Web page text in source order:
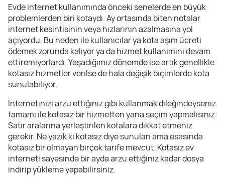
Evde internet kullanımında önceki senelerde en büyük
problemlerden biri kotaydı. Ay ortasında biten notalar
internet kesintisinin veya hızlarının azalmasına yol
açıyordu. Bu neden ile kullanıcılar ya kota aşım ücreti
ödemek zorunda kalıyor ya da hizmet kullanımını devam
ettiremiyorlardı. Yaşadığımız dönemde ise artık genellikle
kotasız hizmetler verilse de hala değişik biçimlerde kota
sunulabiliyor.
İnternetinizi arzu ettiğiniz gibi kullanmak dileğindeyseniz
tamamı ile kotasız bir hizmetten yana seçim yapmalısınız.
Satır aralarına yerleştirilen kotalara dikkat etmeniz
gerekir. Ne yazık ki kotasız diye sunulan ama esasında
kotasız bir olmayan birçok tarife mevcut. Kotasız ev
interneti sayesinde bir ayda arzu ettiğiniz kadar dosya
indirip yükleme yapabilirsiniz.